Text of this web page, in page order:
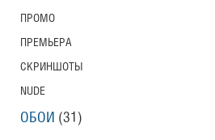
ПРОМО
ПРЕМЬЕРА
СКРИНШОТЫ
NUDE
ОБОИ (31)